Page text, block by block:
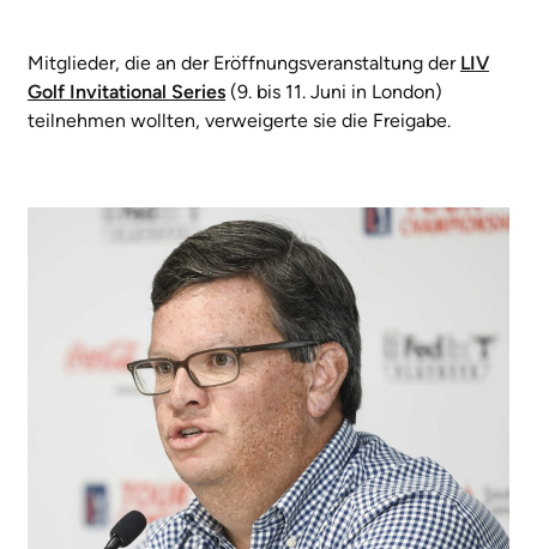
Mitglieder, die an der Eröffnungsveranstaltung der LIV
Golf Invitational Series (9. bis 11. Juni in London)
teilnehmen wollten, verweigerte sie die Freigabe.